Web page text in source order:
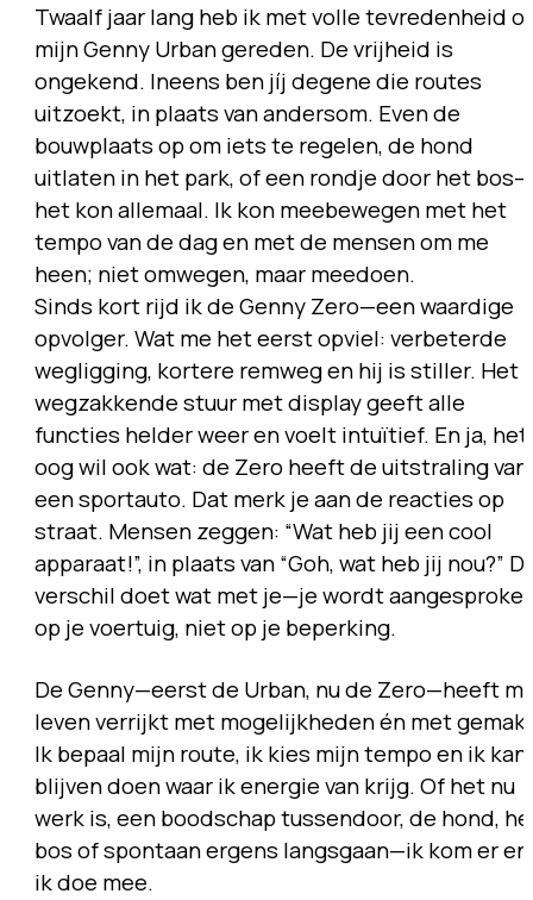
Twaalf jaar lang heb ik met volle tevredenheid
mijn Genny Urban gereden. De vrijheid is
ongekend. Ineens ben jíj degene die routes
uitzoekt, in plaats van andersom. Even de
bouwplaats op om iets te regelen, de hond
uitlaten in het park, of een rondje door het bos—
het kon allemaal. Ik kon meebewegen met het
tempo van de dag en met de mensen om me
heen; niet omwegen, maar meedoen.
Sinds kort rijd ik de Genny Zero—een waardige
opvolger. Wat me het eerst opviel: verbeterde
wegligging, kortere remweg en hij is stiller. Het
wegzakkende stuur met display geeft alle
functies helder weer en voelt intuïtief. En ja, het
oog wil ook wat: de Zero heeft de uitstraling van
een sportauto. Dat merk je aan de reacties op
straat. Mensen zeggen: “Wat heb jij een cool
apparaat!”, in plaats van “Goh, wat heb jij nou?”
verschil doet wat met je—je wordt
op je voertuig, niet op je beperking.
De Genny—eerst de Urban, nu de Zero—heeft
leven verrijkt met mogelijkheden én met gemak.
Ik bepaal mijn route, ik kies mijn tempo en ik kan
blijven doen waar ik energie van krijg. Of het nu
werk is, een boodschap tussendoor, de hond,
bos of spontaan ergens langsgaan—ik kom er en
ik doe mee.